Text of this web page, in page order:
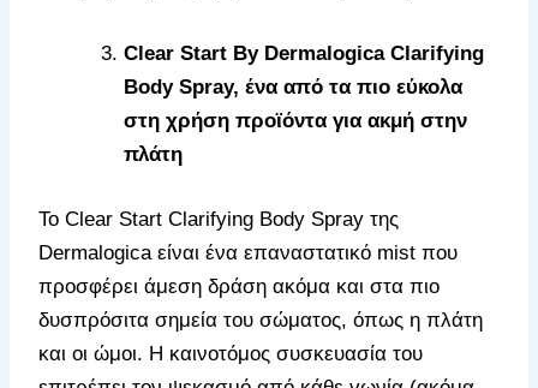
Clear Start By Dermalogica Clarifying
Body Spray, ένα από τα πιο εύκολα
στη χρήση προϊόντα για ακμή στην
πλάτη
Το Clear Start Clarifying Body Spray της
Dermalogica είναι ένα επαναστατικό mist που
προσφέρει άμεση δράση ακόμα και στα πιο
δυσπρόσιτα σημεία του σώματος, όπως η πλάτη
και οι ώμοι. Η καινοτόμος συσκευασία του